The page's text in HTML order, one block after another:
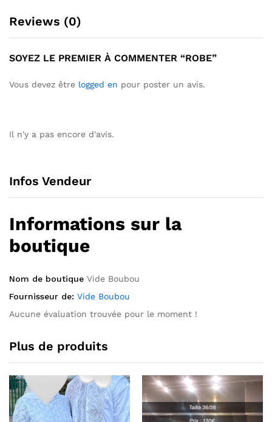
Reviews (0)
SOYEZ LE PREMIER À COMMENTER “ROBE”
Vous devez être logged en pour poster un avis.
Il n'y a pas encore d'avis.
Infos Vendeur
Informations sur la
boutique
Nom de boutique Vide Boubou
Fournisseur de: Vide Boubou
Aucune évaluation trouvée pour le moment !
Plus de produits